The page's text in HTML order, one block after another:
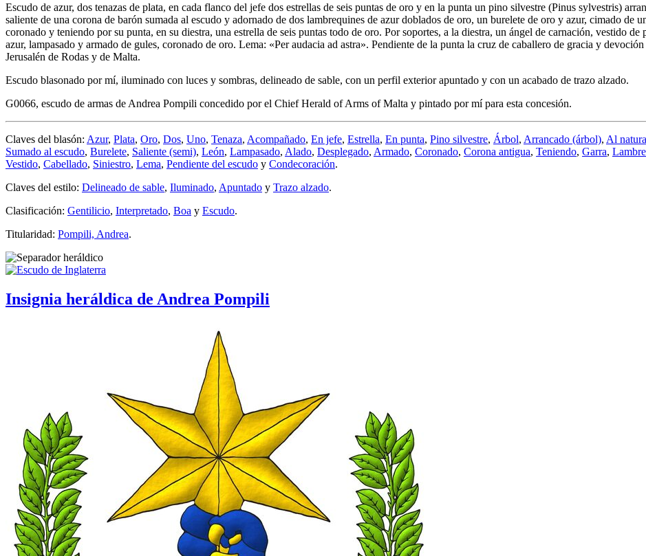
Escudo de azur, dos tenazas de plata, en cada flanco del jefe dos estrellas de seis puntas de oro y en la punta un pino silvestre (Pinus sylvestris)
saliente de una corona de barón sumada al escudo y adornado de dos lambrequines de azur doblados de oro, un burelete de oro y azur, cimado de
coronado y teniendo por su punta, en su diestra, una estrella de seis puntas todo de oro. Por soportes, a la diestra, un ángel de carnación, vestido
azur, lampasado y armado de gules, coronado de oro. Lema: «Per audacia ad astra». Pendiente de la punta la cruz de caballero de gracia y
Jerusalén de Rodas y de Malta.
Escudo blasonado por mí, iluminado con luces y sombras, delineado de sable, con un perfil exterior apuntado y con un acabado de trazo alzado.
G0066, escudo de armas de Andrea Pompili concedido por el Chief Herald of Arms of Malta y pintado por mí para esta concesión.
Claves del blasón: Azur, Plata, Oro, Dos, Uno, Tenaza, Acompañado, En jefe, Estrella, En punta, Pino silvestre, Árbol, Arrancado (árbol), Al
Sumado al escudo, Burelete, Saliente (semi), León, Lampasado, Alado, Desplegado, Armado, Coronado, Corona antigua, Teniendo, Garra,
Vestido, Cabellado, Siniestro, Lema, Pendiente del escudo y Condecoración.
Claves del estilo: Delineado de sable, Iluminado, Apuntado y Trazo alzado.
Clasificación: Gentilicio, Interpretado, Boa y Escudo.
Titularidad: Pompili, Andrea.
Insignia heráldica de Andrea Pompili